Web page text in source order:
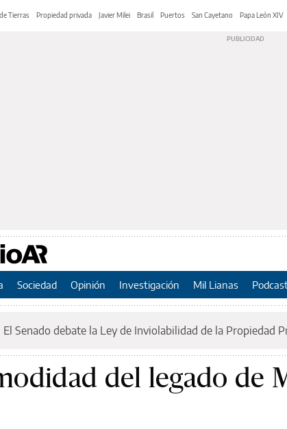
Tierras Propiedad privada Javier Milei Brasil Puertos San Cayetano Papa León XIV
Sociedad Opinión Investigación Mil Lianas
El Senado debate la Ley de Inviolabilidad de la Propiedad
del legado de